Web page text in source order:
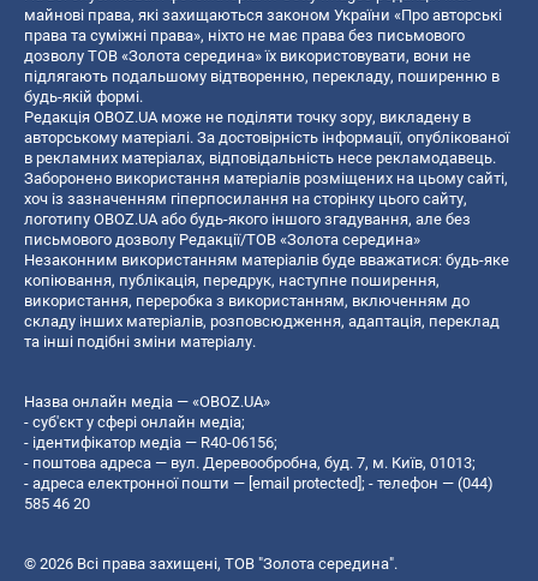
майнові права, які захищаються законом України «Про авторські
права та суміжні права», ніхто не має права без письмового
дозволу ТОВ «Золота середина» їх використовувати, вони не
підлягають подальшому відтворенню, перекладу, поширенню в
будь-якій формі.
Редакція OBOZ.UA може не поділяти точку зору, викладену в
авторському матеріалі. За достовірність інформації, опублікованої
в рекламних матеріалах, відповідальність несе рекламодавець.
Заборонено використання матеріалів розміщених на цьому сайті,
хоч із зазначенням гіперпосилання на сторінку цього сайту,
логотипу OBOZ.UA або будь-якого іншого згадування, але без
письмового дозволу Редакції/ТОВ «Золота середина»
Незаконним використанням матеріалів буде вважатися: будь-яке
копiювання, публiкацiя, передрук, наступне поширення,
використання, переробка з використанням, включенням до
складу інших матеріалів, розповсюдження, адаптація, переклад
та інші подібні зміни матеріалу.
Назва онлайн медіа — «OBOZ.UA»
- суб'єкт у сфері онлайн медіа;
- ідентифікатор медіа — R40-06156;
- поштова адреса — вул. Деревообробна, буд. 7, м. Київ, 01013;
- адреса електронної пошти — [email protected]; - телефон — (044)
585 46 20
© 2026 Всі права захищені, ТОВ "Золота середина".